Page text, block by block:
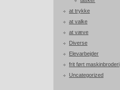
at trykke
at valke
at væve
Diverse
Elevarbejder
frit ført maskinbroderi
Uncategorized